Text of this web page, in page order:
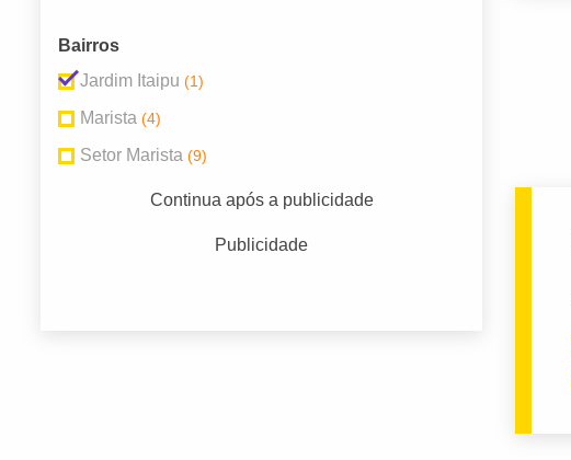
Bairros
Jardim Itaipu (1)
Marista (4)
Setor Marista (9)
Continua após a publicidade
Publicidade